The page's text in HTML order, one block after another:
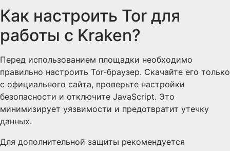
Как настроить Tor для
работы с Kraken?
Перед использованием площадки необходимо
правильно настроить Tor-браузер. Скачайте его только
с официального сайта, проверьте настройки
безопасности и отключите JavaScript. Это
минимизирует уязвимости и предотвратит утечку
данных.
Для дополнительной защиты рекомендуется